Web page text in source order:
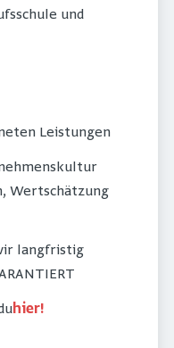
und
Leistungen
Wertschätzung
langfristig
hier!